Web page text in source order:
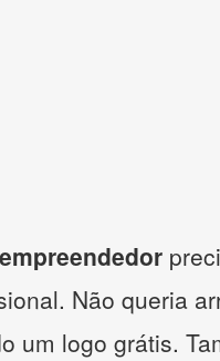
Não queria
um logo grátis.